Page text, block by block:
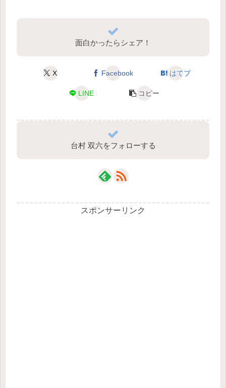
面白かったらシェア！
X Facebook はてブ
LINE コピー
台村 双六をフォローする
スポンサーリンク